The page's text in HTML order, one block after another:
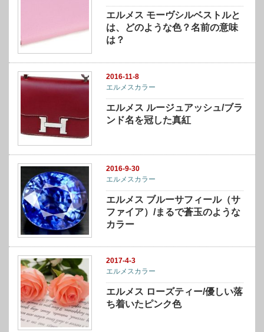
エルメス モーヴシルベストルと
は、どのような色？名前の意味
は？
2016-11-8
エルメスカラー
エルメス ルージュアッシュ/ブラ
ンド名を冠した真紅
2016-9-30
エルメスカラー
エルメス ブルーサフィール（サ
ファイア）/まるで蒼玉のような
カラー
2017-4-3
エルメスカラー
エルメス ローズティー/優しい落
ち着いたピンク色